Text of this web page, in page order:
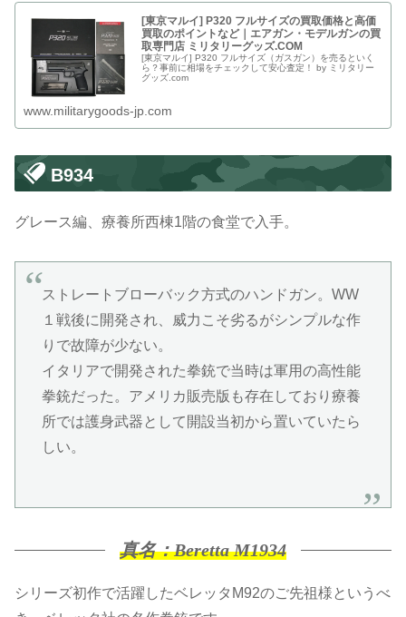
[東京マルイ] P320 フルサイズの買取価格と高価
買取のポイントなど｜エアガン・モデルガンの買
取専門店 ミリタリーグッズ.COM
[東京マルイ] P320 フルサイズ（ガスガン）を売るといく
ら？事前に相場をチェックして安心査定！ by ミリタリー
グッズ.com
www.militarygoods-jp.com
B934
グレース編、療養所西棟1階の食堂で入手。
ストレートブローバック方式のハンドガン。WW
１戦後に開発され、威力こそ劣るがシンプルな作
りで故障が少ない。
イタリアで開発された拳銃で当時は軍用の高性能
拳銃だった。アメリカ販売版も存在しており療養
所では護身武器として開設当初から置いていたら
しい。
真名：Beretta M1934
シリーズ初作で活躍したベレッタM92のご先祖様というべ